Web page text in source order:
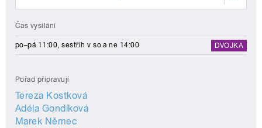
Čas vysílání
po–pá 11:00, sestřih v so a ne 14:00 DVOJKA
Pořad připravují
Tereza Kostková
Adéla Gondíková
Marek Němec